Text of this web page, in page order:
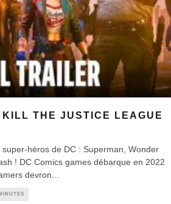
THE JUSTICE LEAGUE
héros de DC : Superman, Wonder
! DC Comics games débarque en 2022
devron